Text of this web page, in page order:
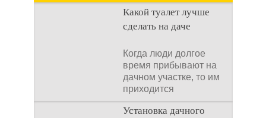
Какой туалет лучше
сделать на даче
Когда люди долгое
время прибывают на
дачном участке, то им
приходится
подстраивать все
условия
Установка дачного